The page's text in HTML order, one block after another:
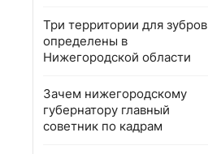
Три территории для зубров
определены в
Нижегородской области
Зачем нижегородскому
губернатору главный
советник по кадрам